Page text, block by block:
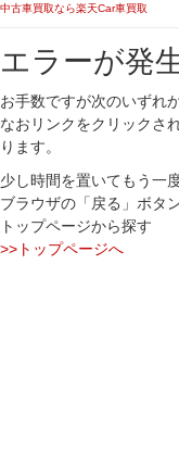
中古車買取なら楽天Car車買取
エラーが発
お手数ですが次のいずれ
なおリンクをクリックさ
ります。
少し時間を置いてもう一
ブラウザの「戻る」ボタ
トップページから探す
>>トップページへ